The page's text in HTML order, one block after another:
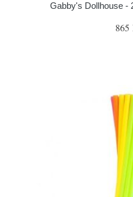
Gabby's Dollhouse -
865